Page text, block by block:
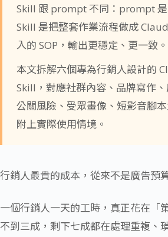
Skill 跟 prompt 不同：prompt 是
Skill 是把整套作業流程做成
入的 SOP，輸出更穩定、更一致。
本文拆解六個專為行銷人設計的
Skill，對應社群內容、品牌寫作、
公關風險、受眾畫像、短影音腳
附上實際使用情境。
行銷人最貴的成本，從來不是廣告預
一個行銷人一天的工時，真正花在「
不到三成，剩下七成都在處理重複、